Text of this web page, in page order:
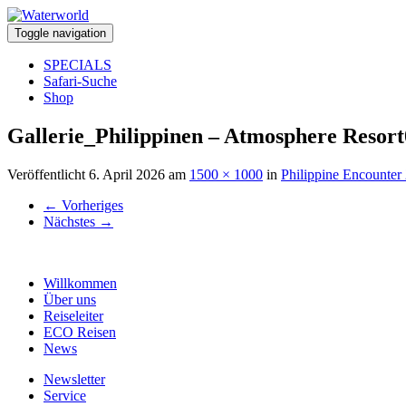
Toggle navigation
SPECIALS
Safari-Suche
Shop
Gallerie_Philippinen – Atmosphere
Veröffentlicht 6. April 2026 am 1500 × 1000 in Philippine Encounter
← Vorheriges
Nächstes →
Willkommen
Über uns
Reiseleiter
ECO Reisen
News
Newsletter
Service